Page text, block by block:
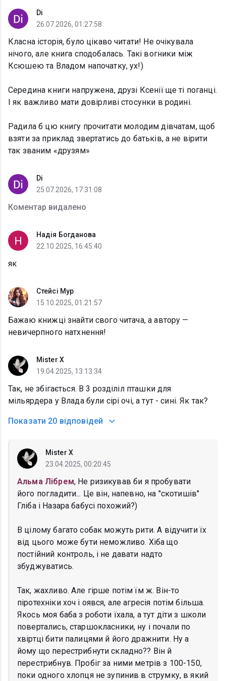
Di
26.07.2026, 01:27:58
Класна історія, було цікаво читати! Не очікувала
нічого, але книга сподобалась. Такі вогники між
Ксюшею та Владом напочатку, ух!)
Середина книги напружена, друзі Ксенії ще ті поганці.
І як важливо мати довірливі стосунки в родині.
Радила б цю книгу прочитати молодим дівчатам, щоб
взяти за приклад звертатись до батьків, а не вірити
так званим «друзям»
Di
25.07.2026, 17:31:08
Коментар видалено
Надія Богданова
22.10.2025, 16:45:40
як
Стейсі Мур
15.10.2025, 01:21:57
Бажаю книжці знайти свого читача, а автору —
невичерпного натхнення!
Mister X
19.04.2025, 13:13:34
Так, не збігається. В 3 розділіл пташки для
мільярдера у Влада були сірі очі, а тут - сині. Як так?
Показати 20 відповідей
Mister X
23.04.2025, 00:20:45
Альма Лібрем, Не ризикував би я пробувати
його погладити... Це він, напевно, на "скотишів"
Гліба і Назара бабусі похожий?)
В цілому багато собак можуть рити. А відучити їх
від цього може бути неможливо. Хіба що
постійний контроль, і не давати надто
збуджуватись.
Так, жахливо. Але гірше потім їм ж. Він-то
піротехніки хоч і оявся, але агресія потім більша.
Якось моя баба з роботи їхала, а тут діти з школи
повертались, старшокласники, ну і почали по
хвіртці бити палицями й його дражнити. Ну а
йому що перестрибнути складно?? Він й
перестрибнув. Пробіг за ними метрів з 100-150,
поки одного хлопця не зупинив в струмку, в який